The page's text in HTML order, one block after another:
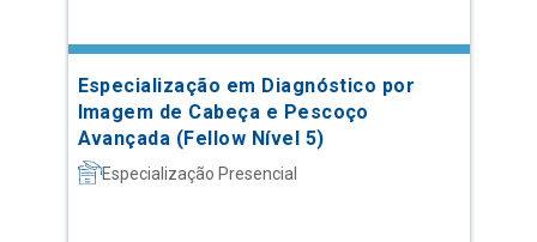
Especialização em Diagnóstico por
Imagem de Cabeça e Pescoço
Avançada (Fellow Nível 5)
Especialização Presencial